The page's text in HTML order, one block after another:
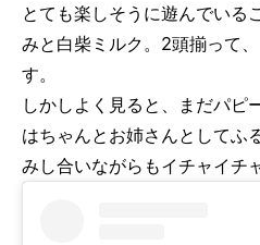
とても楽しそうに遊んでいる
みと白柴ミルク。2頭揃って
す。
しかしよく見ると、まだパピ
はちゃんとお姉さんとしてふ
みし合いながらもイチャイチ